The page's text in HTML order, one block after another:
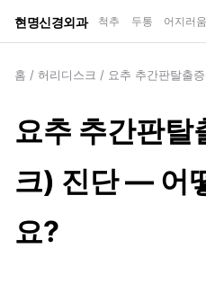
현명신경외과 척추 두통 어지러움
홈 / 허리디스크 / 요추 추간판탈출
요추 추간판
크) 진단 — 어
요?